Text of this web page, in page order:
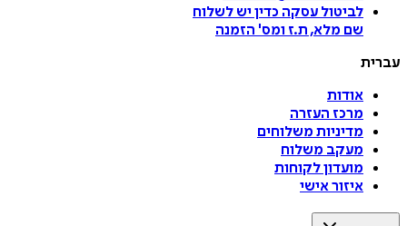
לביטול עסקה כדין יש לשלוח
שם מלא, ת.ז ומס' הזמנה
עברית
אודות
מרכז העזרה
מדיניות משלוחים
מעקב משלוח
מועדון לקוחות
איזור אישי